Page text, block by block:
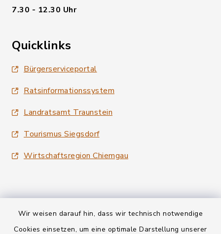
Wir weisen darauf hin, dass wir technisch notwendige
Cookies einsetzen, um eine optimale Darstellung unserer
7.30 - 12.30 Uhr
Quicklinks
Bürgerserviceportal
Ratsinformationssystem
Landratsamt Traunstein
Tourismus Siegsdorf
Wirtschaftsregion Chiemgau
Kontakt